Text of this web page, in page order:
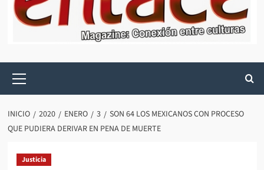
principal
INICIO 2020 ENERO 3
SON 64 LOS MEXICANOS CON PROCESO
QUE PUDIERA DERIVAR EN PENA DE MUERTE
Justicia